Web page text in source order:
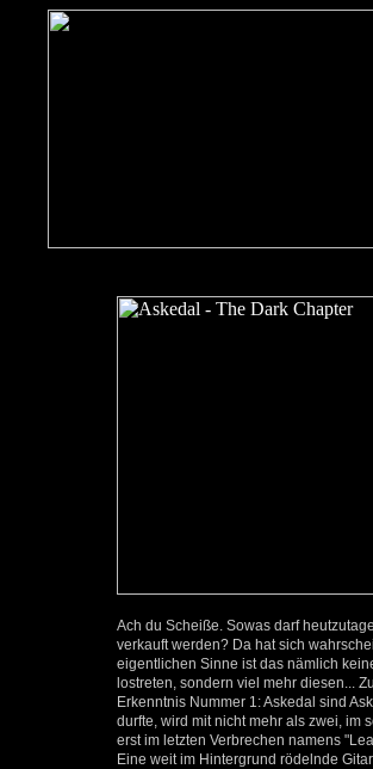
Ach du Scheiße. Sowas darf
verkauft werden? Da hat sich
eigentlichen Sinne ist das nämlich
lostreten, sondern viel mehr diesen...
Erkenntnis Nummer 1: Askedal sind
durfte, wird mit nicht mehr als zwei, im
erst im letzten Verbrechen namens
Eine weit im Hintergrund rödelnde